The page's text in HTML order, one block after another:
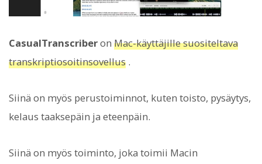
CasualTranscriberon Mac-käyttäjille suositeltava
transkriptiosoitinsovellus .
Siinä on myös perustoiminnot, kuten toisto, pysäytys,
kelaus taaksepäin ja eteenpäin.
Siinä on myös toiminto, joka toimii Macin